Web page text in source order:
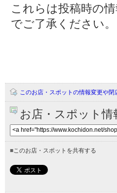
これらは投稿時の
でご了承ください。
このお店・スポットの情報変更や閉
お店・スポット
■ このお店・スポットを共有する